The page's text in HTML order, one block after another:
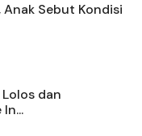
Anak Sebut Kondisi
dan